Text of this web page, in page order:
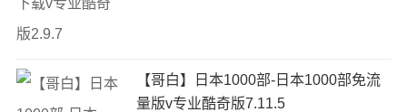
【哥白】日本1000部-日本1000部免流
量版v专业酷奇版7.11.5